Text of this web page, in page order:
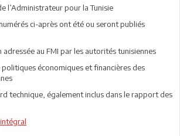
l’Administrateur pour la Tunisie
ci-après ont été ou seront publiés
au FMI par les autorités tunisiennes
économiques et financières des
technique, également inclus dans le rapport des